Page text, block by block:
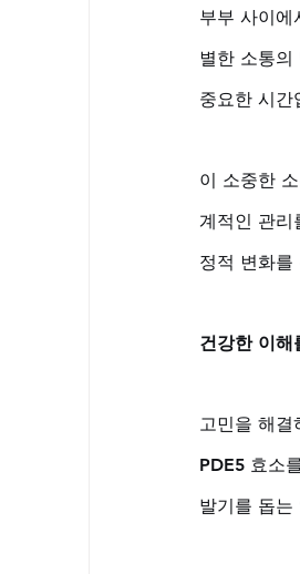
부부 사이
별한 소통
중요한 시간
이 소중한
계적인 관
정적 변화
건강한 이
고민을 해결
PDE5 효소
발기를 돕는